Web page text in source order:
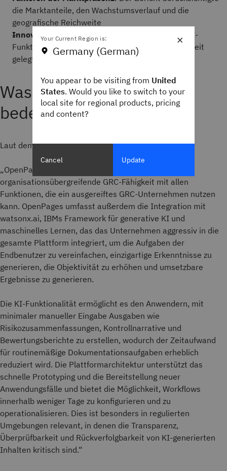
die Marktanteile, den Wachstumsverlauf und die
geografische Reichweite
Innovation : Besonderes Augenmerk wurde auf KI-
Funktionen, Integrationspotenzial und Skalierbarkeit
gelegt
Was diese Anerkennung
bedeutet
Laut dem Bericht:
„OpenPages von IBM bietet eine umfassende,
organisationsübergreifende GRC-Fähigkeit mit allen
Funktionen, die ein ausgereiftes GRC-Unternehmen nutzen
kann. OpenPages umfasst außerdem die Integration mit
watsonx.ai, IBMs Framework für generative KI und
maschinelles Lernen, das das Unternehmen aggressiv in die
gesamte Plattform integriert, um die Aufgaben der
Endbenutzer zu vereinfachen, einzigartige Erkenntnisse zu
generieren, die Objektivität zu erhöhen und umsetzbare
Ergebnisse zu generieren.
Die KI-Funktionalität ermöglicht es den Anwendern, mit
minimaler manueller Eingabe Ausgaben wie
Risikozusammenfassungen, Kontrollnarrative und
Bewertungsberichte zu erstellen, wodurch der Zeitaufwand
für routinemäßige Dokumentationsaufgaben erheblich
reduziert wird. Die Plattformarchitektur unterstützt das
schnelle Prototyping und die Bereitstellung neuer
Anwendungsfälle und bietet die Möglichkeit, Workflows
innerhalb weniger Tage zu konfigurieren und zu
operationalisieren. Dies ist besonders in regulierten
Umgebungen relevant, in denen die Transparenz,
Überprüfbarkeit und Rückverfolgbarkeit von KI-generierten
Inhalten kritisch sind.“
×
Your Current Region is:
Germany (German)
You appear to be visiting from United
States. Would you like to switch to your
local site for regional products, pricing
and content?
Cancel Update